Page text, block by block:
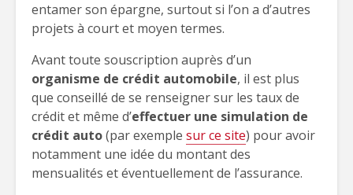
entamer son épargne, surtout si l’on a d’autres
projets à court et moyen termes.
Avant toute souscription auprès d’un
organisme de crédit automobile, il est plus
que conseillé de se renseigner sur les taux de
crédit et même d’effectuer une simulation de
crédit auto(par exemple sur ce site) pour avoir
notamment une idée du montant des
mensualités et éventuellement de l’assurance.